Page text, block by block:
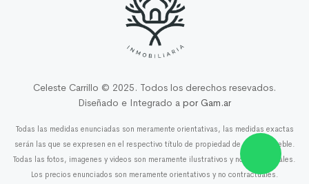
Celeste Carrillo © 2025. Todos los derechos resevados.
Diseñado e Integrado a por Gam.ar
Todas las medidas enunciadas son meramente orientativas, las medidas exactas
serán las que se expresen en el respectivo título de propiedad de cada inmueble.
Todas las fotos, imagenes y videos son meramente ilustrativos y no contractuales.
Los precios enunciados son meramente orientativos y no contractuales.